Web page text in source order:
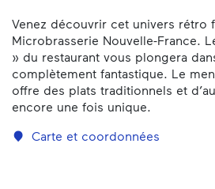
Venez découvrir cet univers rétro
Microbrasserie Nouvelle-France.
» du restaurant vous plongera
complètement fantastique. Le
offre des plats traditionnels et
encore une fois unique.
Carte et coordonnées